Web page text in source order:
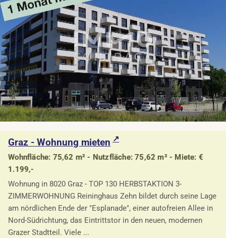
Graz - Wohnung mieten
Wohnfläche: 75,62 m² - Nutzfläche: 75,62 m² - Miete: €
1.199,-
Wohnung in 8020 Graz - TOP 130 HERBSTAKTION 3-
ZIMMERWOHNUNG Reininghaus Zehn bildet durch seine Lage
am nördlichen Ende der "Esplanade", einer autofreien Allee in
Nord-Südrichtung, das Eintrittstor in den neuen, modernen
Grazer Stadtteil. Viele ...